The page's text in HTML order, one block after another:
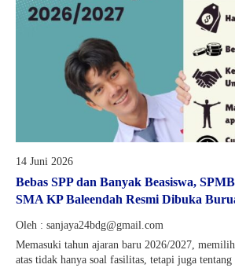
14 Juni 2026
Bebas SPP dan Banyak Beasiswa,
SMA KP Baleendah Resmi Dibuka
Oleh : sanjaya24bdg@gmail.com
Memasuki tahun ajaran baru 2026/2027,
atas tidak hanya soal fasilitas, tetapi juga tentang